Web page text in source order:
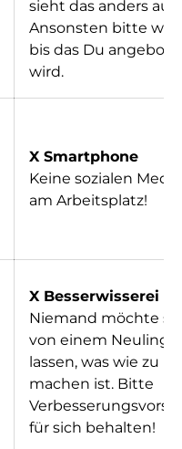
sieht das anders aus.
Ansonsten bitte
bis das Du
wird.
X Smartphone
Keine sozialen
am Arbeitsplatz!
X Besserwisserei
Niemand möchte
von einem Neuling
lassen, was wie zu
machen ist. Bitte
für sich behalten!